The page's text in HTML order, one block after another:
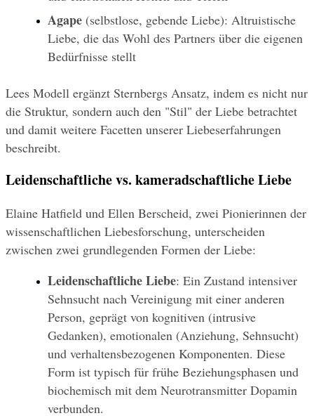
Agape (selbstlose, gebende Liebe): Altruistische
Liebe, die das Wohl des Partners über die eigenen
Bedürfnisse stellt
Lees Modell ergänzt Sternbergs Ansatz, indem es nicht nur
die Struktur, sondern auch den "Stil" der Liebe betrachtet
und damit weitere Facetten unserer Liebeserfahrungen
beschreibt.
Leidenschaftliche vs. kameradschaftliche Liebe
Elaine Hatfield und Ellen Berscheid, zwei Pionierinnen der
wissenschaftlichen Liebesforschung, unterscheiden
zwischen zwei grundlegenden Formen der Liebe:
Leidenschaftliche Liebe: Ein Zustand intensiver
Sehnsucht nach Vereinigung mit einer anderen
Person, geprägt von kognitiven (intrusive
Gedanken), emotionalen (Anziehung, Sehnsucht)
und verhaltensbezogenen Komponenten. Diese
Form ist typisch für frühe Beziehungsphasen und
biochemisch mit dem Neurotransmitter Dopamin
verbunden.